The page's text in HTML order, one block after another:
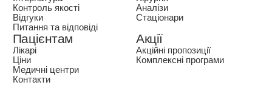
Контроль якості
Відгуки
Питання та відповіді
Аналізи
Стаціонари
Пацієнтам
Лікарі
Ціни
Медичні центри
Контакти
Акції
Акційні пропозиції
Комплексні програми